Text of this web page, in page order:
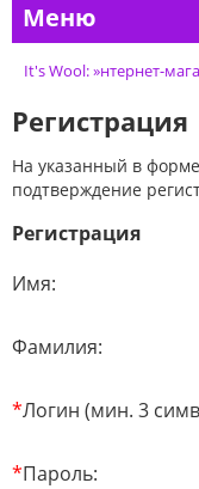
Меню
It's Wool: »нтернет-
Регистрация
На указанный в
подтверждение
Регистрация
Имя:
Фамилия:
*Логин (мин. 3
*Пароль: